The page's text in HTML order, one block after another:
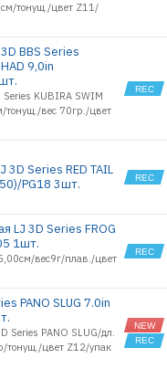
тонущ./цвет Z11/
BBS Series
9,0in
KUBIRA SWIM
тонущ./вес 70гр./цвет
3D Series RED TAIL
PG18 3шт.
LJ 3D Series FROG
1шт.
вес9г/плав./цвет
PANO SLUG 7.0in
Series PANO SLUG/дл.
тонущ./цвет Z12/упак